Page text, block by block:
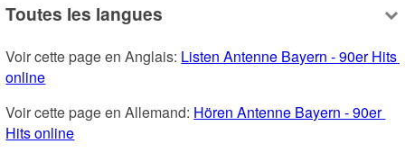
Toutes les langues
Voir cette page en Anglais: Listen Antenne Bayern - 90er Hits
online
Voir cette page en Allemand: Hören Antenne Bayern - 90er
Hits online